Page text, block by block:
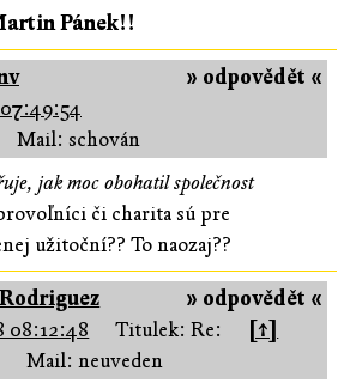
Pánek!!
» odpovědět «
Mail: schován
jak moc obohatil společnost
či charita sú pre
užitoční?? To naozaj??
» odpovědět «
08:12:48 Titulek: Re:
[↑]
Mail: neuveden